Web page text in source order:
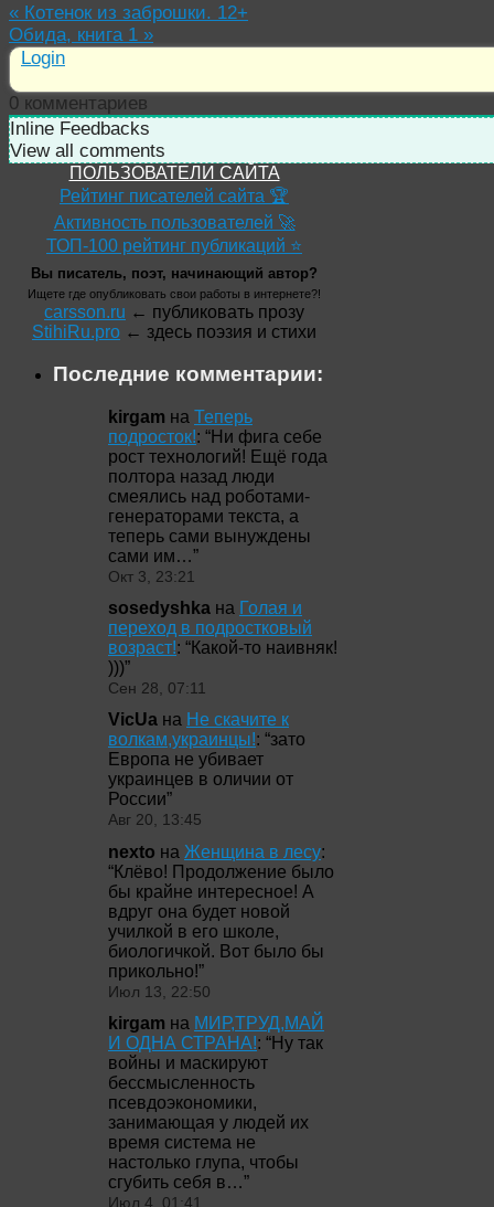
« Котенок из заброшки. 12+
Обида, книга 1 »
Login
0 комментариев
Inline Feedbacks
View all comments
ПОЛЬЗОВАТЕЛИ САЙТА
Рейтинг писателей сайта 🏆
Активность пользователей 🚀
ТОП-100 рейтинг публикаций ⭐
Вы писатель, поэт, начинающий автор?
Ищете где опубликовать свои работы в интернете?!
carsson.ru ← публиковать прозу
StihiRu.pro ← здесь поэзия и стихи
Последние комментарии:
kirgam на Теперь
подросток!: “Ни фига себе
рост технологий! Ещё года
полтора назад люди
смеялись над роботами-
генераторами текста, а
теперь сами вынуждены
сами им…”
Окт 3, 23:21
sosedyshka на Голая и
переход в подростковый
возраст!: “Какой-то наивняк!
)))”
Сен 28, 07:11
VicUa на Не скачите к
волкам,украинцы!: “зато
Европа не убивает
украинцев в оличии от
России”
Авг 20, 13:45
nexto на Женщина в лесу:
“Клёво! Продолжение было
бы крайне интересное! А
вдруг она будет новой
училкой в его школе,
биологичкой. Вот было бы
прикольно!”
Июл 13, 22:50
kirgam на МИР,ТРУД,МАЙ
И ОДНА СТРАНА!: “Ну так
войны и маскируют
бессмысленность
псевдоэкономики,
занимающая у людей их
время система не
настолько глупа, чтобы
сгубить себя в…”
Июл 4, 01:41